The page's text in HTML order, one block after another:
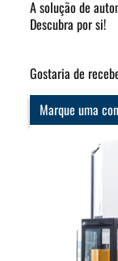
A solução de
Descubra por si!
Gostaria de
Marque uma